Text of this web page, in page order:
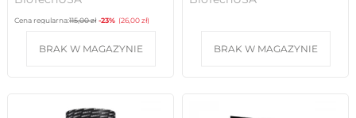
Cena regularna:115,00 zł -23% (26,00 zł)
BRAK W MAGAZYNIE BRAK W MAGAZYNIE